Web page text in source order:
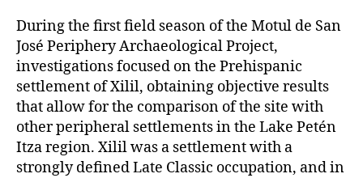
During the first field season of the Motul de San
José Periphery Archaeological Project,
investigations focused on the Prehispanic
settlement of Xilil, obtaining objective results
that allow for the comparison of the site with
other peripheral settlements in the Lake Petén
Itza region. Xilil was a settlement with a
strongly defined Late Classic occupation, and in